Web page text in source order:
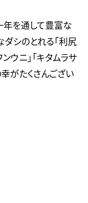
年を通して豊富な
シのとれる「利尻
ウニ」「キタムラサ
がたくさんござい